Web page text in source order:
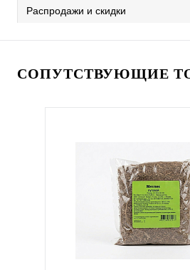
Распродажи и скидки
СОПУТСТВУЮЩИЕ